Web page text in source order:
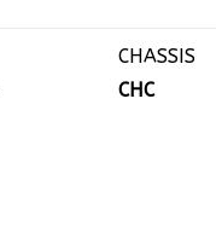
CHASSIS
CHC